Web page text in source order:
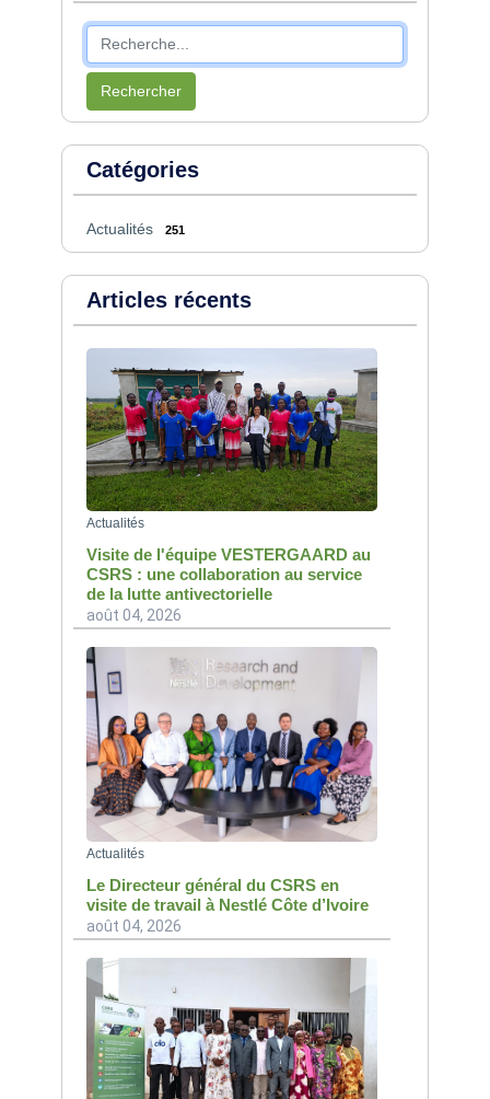
Rechercher
Catégories
Actualités 251
Articles récents
Actualités
Visite de l'équipe VESTERGAARD au
CSRS : une collaboration au service
de la lutte antivectorielle
août 04, 2026
Actualités
Le Directeur général du CSRS en
visite de travail à Nestlé Côte d’Ivoire
août 04, 2026